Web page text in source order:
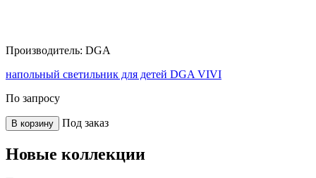
Производитель: DGA
напольный светильник для детей DGA VIVI
По запросу
В корзину Под заказ
Новые коллекции